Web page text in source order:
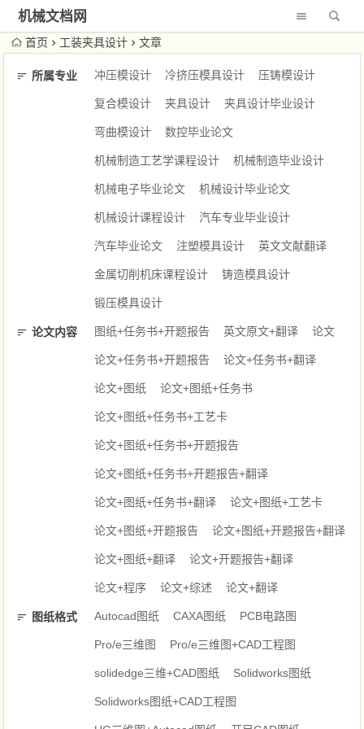
机械文档网
首页 工装夹具设计 文章
所属专业 冲压模设计 冷挤压模具设计 压铸模设计
复合模设计 夹具设计 夹具设计毕业设计
弯曲模设计 数控毕业论文
机械制造工艺学课程设计 机械制造毕业设计
机械电子毕业论文 机械设计毕业论文
机械设计课程设计 汽车专业毕业设计
汽车毕业论文 注塑模具设计 英文文献翻译
金属切削机床课程设计 铸造模具设计
锻压模具设计
论文内容 图纸+任务书+开题报告 英文原文+翻译 论文
论文+任务书+开题报告 论文+任务书+翻译
论文+图纸 论文+图纸+任务书
论文+图纸+任务书+工艺卡
论文+图纸+任务书+开题报告
论文+图纸+任务书+开题报告+翻译
论文+图纸+任务书+翻译 论文+图纸+工艺卡
论文+图纸+开题报告 论文+图纸+开题报告+翻译
论文+图纸+翻译 论文+开题报告+翻译
论文+程序 论文+综述 论文+翻译
图纸格式 Autocad图纸 CAXA图纸 PCB电路图
Pro/e三维图 Pro/e三维图+CAD工程图
solidedge三维+CAD图纸 Solidworks图纸
Solidworks图纸+CAD工程图